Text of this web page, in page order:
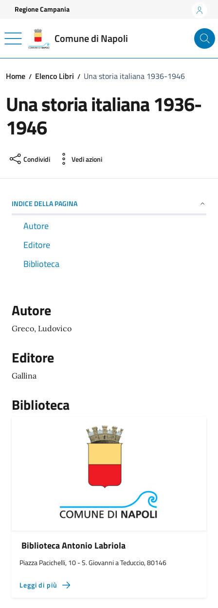
Vai ai contenuti
Vai al footer
Regione Campania
Comune di Napoli
Home Elenco Libri Una storia italiana 1936-1946
Una storia italiana 1936-
1946
Condividi Vedi azioni
INDICE DELLA PAGINA
Autore
Editore
Biblioteca
Autore
Greco, Ludovico
Editore
Gallina
Biblioteca
Biblioteca Antonio Labriola
Piazza Pacichelli, 10 - S. Giovanni a Teduccio, 80146
Leggi di più